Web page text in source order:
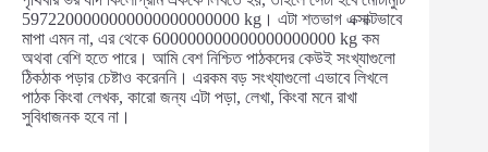
5972200000000000000000000 kg। এটা শতভাগ এক্সাক্টভাবে
মাপা এমন না, এর থেকে 600000000000000000000 kg কম
অথবা বেশি হতে পারে। আমি বেশ নিশ্চিত পাঠকদের কেউই সংখ্যাগুলো
ঠিকঠাক পড়ার চেষ্টাও করেননি। এরকম বড় সংখ্যাগুলো এভাবে লিখলে
পাঠক কিংবা লেখক, কারো জন্য এটা পড়া, লেখা, কিংবা মনে রাখা
সুবিধাজনক হবে না।